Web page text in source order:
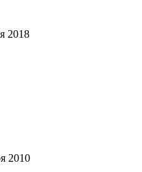
2018
2010